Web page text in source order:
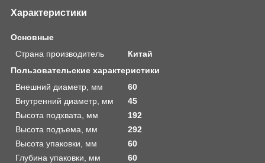
Характеристики
Основные
Страна производитель
Китай
Пользовательские характеристики
Внешний диаметр, мм
60
Внутренний диаметр, мм
45
Высота подхвата, мм
192
Высота подъема, мм
292
Высота упаковки, мм
60
Глубина упаковки, мм
60